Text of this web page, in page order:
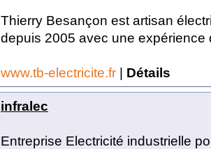
Thierry Besançon est artisan
depuis 2005 avec une expérience
www.tb-electricite.fr | Détails
infralec
Entreprise Electricité industrielle